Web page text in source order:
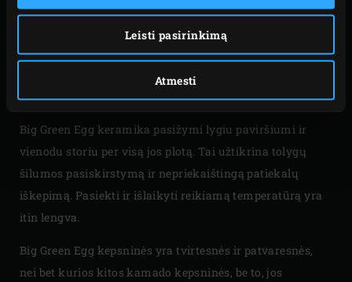
Leisti pasirinkimą
Atmesti
aukščiausios kokybės keramikos. Ši keramika yra
sudaryta iš specialios sudėties žaliavų, kurios yra ilgai
kaitinamos aukštoje temperatūroje. Todėl Big Green Egg
kepsninės lengvai atlaiko itin aukštas temperatūras, o jų
keramika puikiai atspindi šilumą ir ilgai tarnauja.
Big Green Egg keramika pasižymi lygiu paviršiumi ir
vienodu storiu per visą jos plotą. Tai užtikrina tolygų
šilumos pasiskirstymą ir nepriekaištingą patiekalų
iškepimą. Pasiekti ir išlaikyti reikiamą temperatūrą yra
itin lengva.
Big Green Egg kepsninės yra tvirtesnės ir patvaresnės,
nei bet kurios kitos kamado kepsninės, be to, jos